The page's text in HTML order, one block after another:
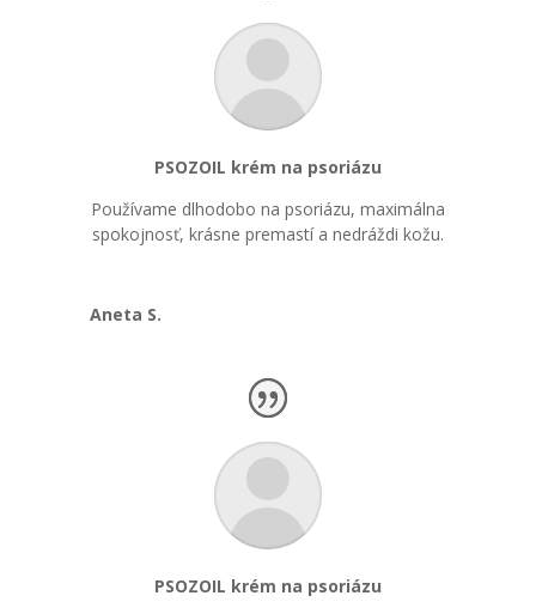
PSOZOIL krém na psoriázu
Používame dlhodobo na psoriázu, maximálna
spokojnosť, krásne premastí a nedráždi kožu.
Aneta S.
PSOZOIL krém na psoriázu